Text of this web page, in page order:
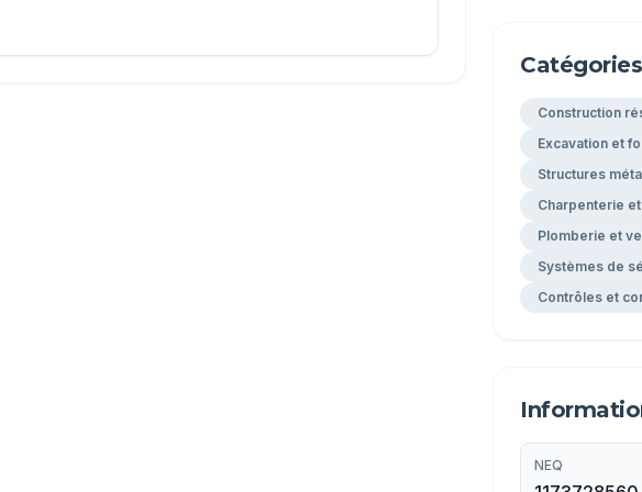
Catégories
Construction
Excavation et
Structures
Charpenterie
Plomberie et
Systèmes de
Contrôles et
NEQ